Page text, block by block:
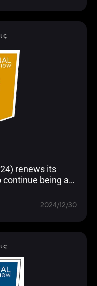
renews its
being a
in 2024/25
2024/12/30